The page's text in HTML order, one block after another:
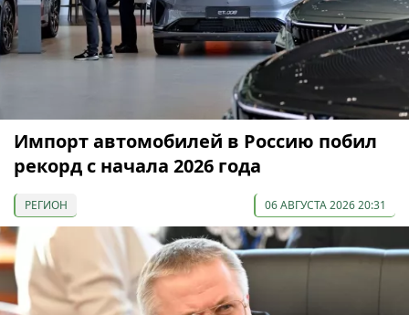
Импорт автомобилей в Россию побил
рекорд с начала 2026 года
РЕГИОН 06 АВГУСТА 2026 20:31